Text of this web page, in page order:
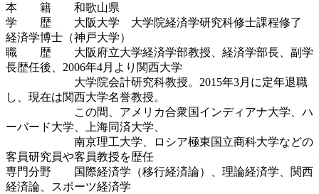
本 籍 和歌山県
学 歴 大阪大学 大学院経済学研究科修士課程修了
経済学博士（神戸大学）
職 歴 大阪府立大学経済学部教授、経済学部長、副学
長歴任後、2006年4月より関西大学
大学院会計研究科教授。2015年3月に定年退職
し、現在は関西大学名誉教授。
この間、アメリカ合衆国インディアナ大学、ハ
ーバード大学、上海同済大学、
南京理工大学、ロシア極東国立商科大学などの
客員研究員や客員教授を歴任
専門分野 国際経済学（移行経済論）、理論経済学、関西
経済論、スポーツ経済学